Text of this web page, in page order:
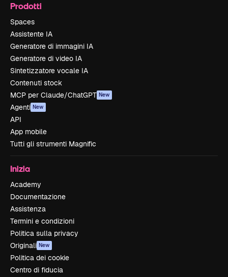
Prodotti
Spaces
Assistente IA
Generatore di immagini IA
Generatore di video IA
Sintetizzatore vocale IA
Contenuti stock
MCP per Claude/ChatGPT New
Agenti New
API
App mobile
Tutti gli strumenti Magnific
Inizia
Academy
Documentazione
Assistenza
Termini e condizioni
Politica sulla privacy
Originali New
Politica dei cookie
Centro di fiducia